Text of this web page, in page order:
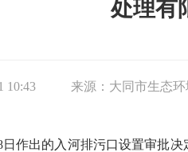
处理有
10:43 来源： 大同市生态
日 作出的入河排污口设置审批